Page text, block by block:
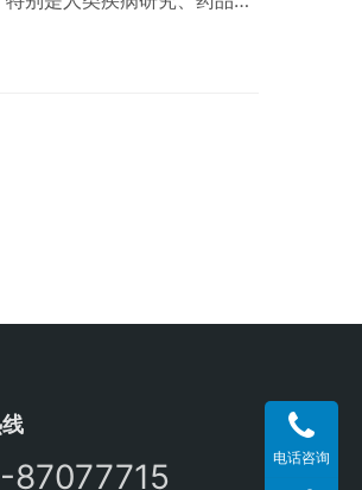
的工作，必须用特定的动物
87077715 电话咨询